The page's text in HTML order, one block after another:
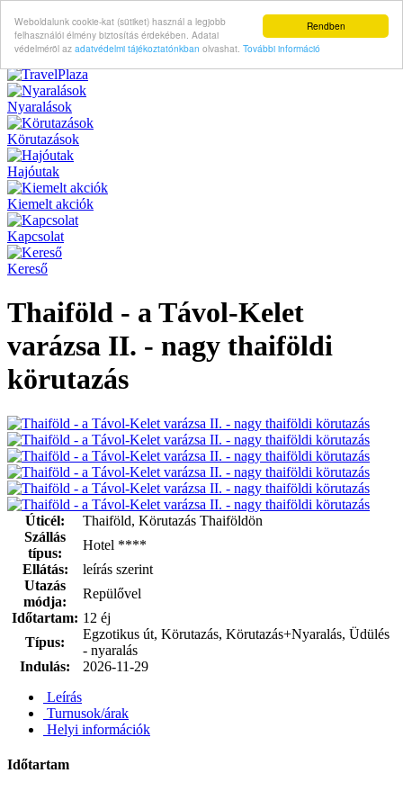
Rendben
Weboldalunk cookie-kat (sütiket) használ a legjobb
felhasználói élmény biztosítás érdekében. Adatai
védelméröl az adatvédelmi tájékoztatónkban olvashat. További információ
Nyaralások
Körutazások
Hajóutak
Kiemelt akciók
Kapcsolat
Kereső
Thaiföld - a Távol-Kelet
varázsa II. - nagy thaiföldi
körutazás
Úticél:
Thaiföld, Körutazás Thaiföldön
Szállás
típus:
Hotel ****
Ellátás:
leírás szerint
Utazás
módja:
Repülővel
Időtartam: 12 éj
Típus:
Egzotikus út, Körutazás, Körutazás+Nyaralás, Üdülés
- nyaralás
Indulás:
2026-11-29
Leírás
Turnusok/árak
Helyi információk
Időtartam